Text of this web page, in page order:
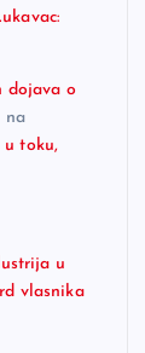
dojava o
na
u toku,
u
vlasnika